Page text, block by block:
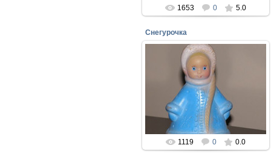
1653 0 5.0
Снегурочка
27.01.2017
Резиновая игрушка - Завод
резиновых игрушек Москва
perepelin
1119 0 0.0